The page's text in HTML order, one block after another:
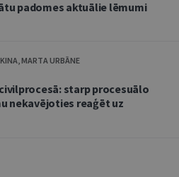
padomes aktuālie lēmumi
MARTA URBĀNE
starp procesuālo
nekavējoties reaģēt uz